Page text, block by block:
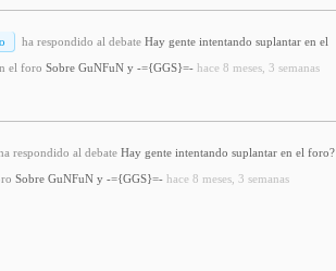
ha respondido al debate Hay gente intentando suplantar en el
el foro Sobre GuNFuN y -={GGS}=- hace 8 meses, 3 semanas
respondido al debate Hay gente intentando suplantar en el foro?
Sobre GuNFuN y -={GGS}=- hace 8 meses, 3 semanas